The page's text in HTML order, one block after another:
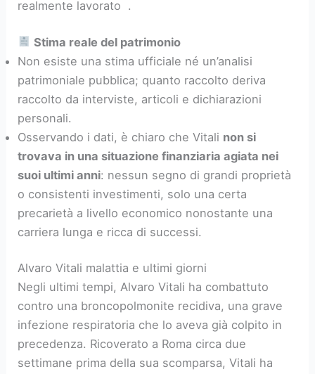
realmente lavorato .
Stima reale del patrimonio
Non esiste una stima ufficiale né un’analisi
patrimoniale pubblica; quanto raccolto deriva
raccolto da interviste, articoli e dichiarazioni
personali.
Osservando i dati, è chiaro che Vitali non si
trovava in una situazione finanziaria agiata nei
suoi ultimi anni: nessun segno di grandi proprietà
o consistenti investimenti, solo una certa
precarietà a livello economico nonostante una
carriera lunga e ricca di successi.
Alvaro Vitali malattia e ultimi giorni
Negli ultimi tempi, Alvaro Vitali ha combattuto
contro una broncopolmonite recidiva, una grave
infezione respiratoria che lo aveva già colpito in
precedenza. Ricoverato a Roma circa due
settimane prima della sua scomparsa, Vitali ha